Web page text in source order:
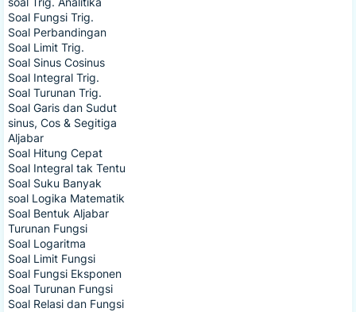
Soal Fungsi Trig.
Soal Perbandingan
Soal Limit Trig.
Soal Sinus Cosinus
Soal Integral Trig.
Soal Turunan Trig.
Soal Garis dan Sudut
sinus, Cos & Segitiga
Aljabar
Soal Hitung Cepat
Soal Integral tak Tentu
Soal Suku Banyak
soal Logika Matematik
Soal Bentuk Aljabar
Turunan Fungsi
Soal Logaritma
Soal Limit Fungsi
Soal Fungsi Eksponen
Soal Turunan Fungsi
Soal Relasi dan Fungsi